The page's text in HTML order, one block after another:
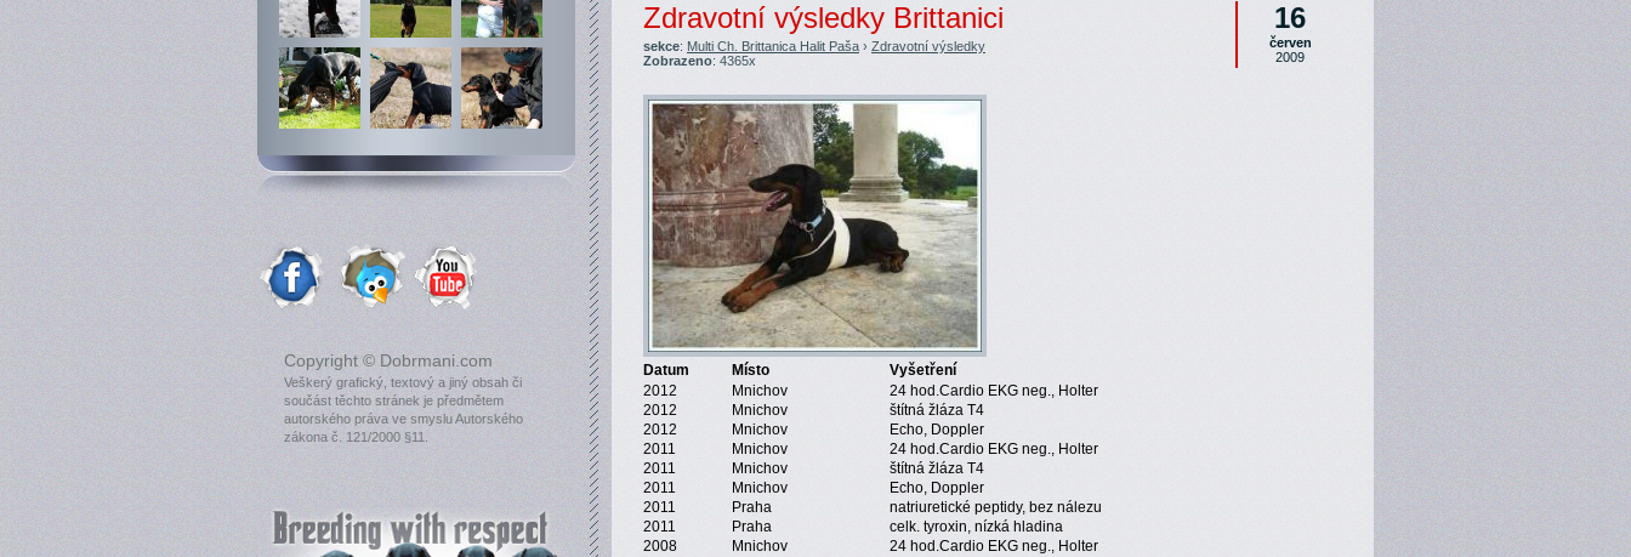
Copyright © Dobrmani.com
Veškerý grafický, textový a jiný obsah či
součást těchto stránek je předmětem
autorského práva ve smyslu Autorského
zákona č. 121/2000 §11.
16
červen
2009
Zdravotní výsledky Brittanici
sekce: Multi Ch. Brittanica Halit Paša › Zdravotní výsledky
Zobrazeno: 4365x
Datum Místo
Vyšetření
2012
Mnichov
24 hod.Cardio EKG neg., Holter
2012
Mnichov
štítná žláza T4
2012
Mnichov
Echo, Doppler
2011
Mnichov
24 hod.Cardio EKG neg., Holter
2011
Mnichov
štítná žláza T4
2011
Mnichov
Echo, Doppler
2011
Praha
natriuretické peptidy, bez nálezu
2011
Praha
celk. tyroxin, nízká hladina
2008
Mnichov
24 hod.Cardio EKG neg., Holter